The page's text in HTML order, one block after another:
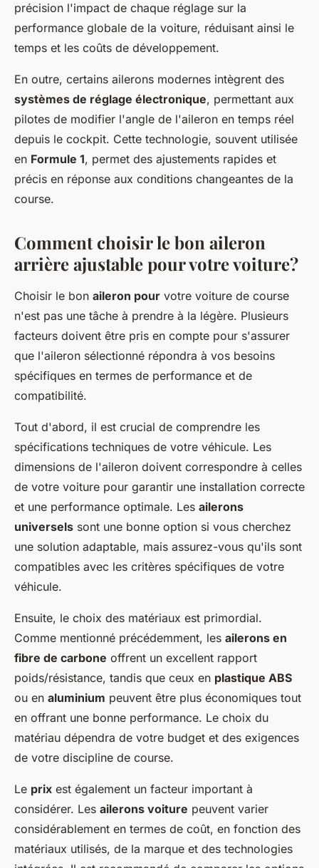
précision l'impact de chaque réglage sur la
performance globale de la voiture, réduisant ainsi le
temps et les coûts de développement.
En outre, certains ailerons modernes intègrent des
systèmes de réglage électronique, permettant aux
pilotes de modifier l'angle de l'aileron en temps réel
depuis le cockpit. Cette technologie, souvent utilisée
en Formule 1, permet des ajustements rapides et
précis en réponse aux conditions changeantes de la
course.
Comment choisir le bon aileron
arrière ajustable pour votre voiture?
Choisir le bon aileron pour votre voiture de course
n'est pas une tâche à prendre à la légère. Plusieurs
facteurs doivent être pris en compte pour s'assurer
que l'aileron sélectionné répondra à vos besoins
spécifiques en termes de performance et de
compatibilité.
Tout d'abord, il est crucial de comprendre les
spécifications techniques de votre véhicule. Les
dimensions de l'aileron doivent correspondre à celles
de votre voiture pour garantir une installation correcte
et une performance optimale. Les ailerons
universels sont une bonne option si vous cherchez
une solution adaptable, mais assurez-vous qu'ils sont
compatibles avec les critères spécifiques de votre
véhicule.
Ensuite, le choix des matériaux est primordial.
Comme mentionné précédemment, les ailerons en
fibre de carbone offrent un excellent rapport
poids/résistance, tandis que ceux en plastique ABS
ou en aluminium peuvent être plus économiques tout
en offrant une bonne performance. Le choix du
matériau dépendra de votre budget et des exigences
de votre discipline de course.
Le prix est également un facteur important à
considérer. Les ailerons voiture peuvent varier
considérablement en termes de coût, en fonction des
matériaux utilisés, de la marque et des technologies